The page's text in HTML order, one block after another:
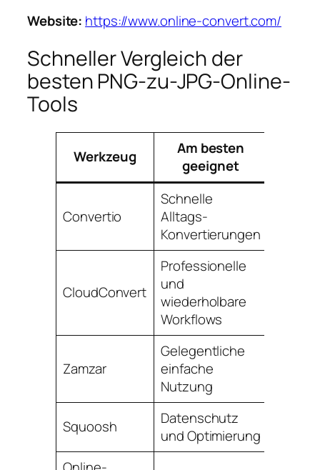
Website: https://www.online-convert.com/
Schneller Vergleich der
besten PNG-zu-JPG-Online-
Tools
Werkzeug
Am besten
geeignet
Convertio
Schnelle
Alltags-
Konvertierungen
CloudConvert
Professionelle
und
wiederholbare
Workflows
Zamzar
Gelegentliche
einfache
Nutzung
Squoosh
Datenschutz
und Optimierung